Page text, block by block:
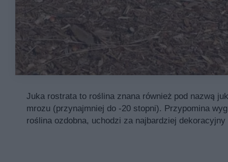
Juka rostrata to roślina znana również pod nazwą
mrozu (przynajmniej do -20 stopni). Przypomina
roślina ozdobna, uchodzi za najbardziej